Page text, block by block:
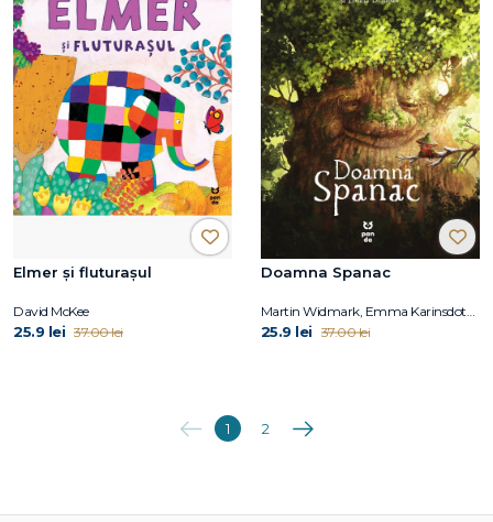
Elmer și fluturașul
David McKee
25.9 lei 37.00 lei
Doamna Spanac
Martin Widmark, Emma Karinsdotter
25.9 lei 37.00 lei
Anterioara
1 2 Următoarea